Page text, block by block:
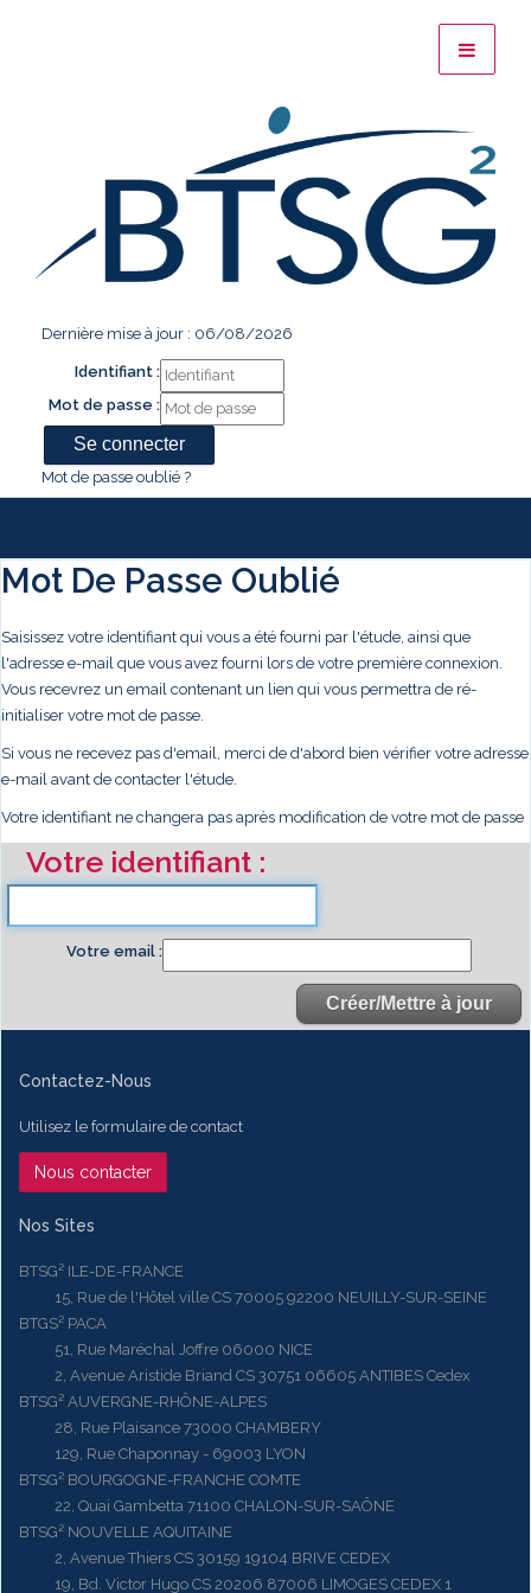
Dernière mise à jour : 06/08/2026
Identifiant :
Mot de passe :
Mot de passe oublié ?
Mot De Passe Oublié
Saisissez votre identifiant qui vous a été fourni par l'étude, ainsi que
l'adresse e-mail que vous avez fourni lors de votre première connexion.
Vous recevrez un email contenant un lien qui vous permettra de ré-
initialiser votre mot de passe.
Si vous ne recevez pas d'email, merci de d'abord bien vérifier votre adresse
e-mail avant de contacter l'étude.
Votre identifiant ne changera pas après modification de votre mot de passe
Votre identifiant
Votre email
Contactez-Nous
Utilisez le formulaire de contact
Nous contacter
Nos Sites
BTSG² ILE-DE-FRANCE
15, Rue de l'Hôtel ville CS 70005 92200 NEUILLY-SUR-SEINE
BTGS² PACA
51, Rue Maréchal Joffre 06000 NICE
2, Avenue Aristide Briand CS 30751 06605 ANTIBES Cedex
BTSG² AUVERGNE-RHÔNE-ALPES
28, Rue Plaisance 73000 CHAMBERY
129, Rue Chaponnay - 69003 LYON
BTSG² BOURGOGNE-FRANCHE COMTE
22, Quai Gambetta 71100 CHALON-SUR-SAÔNE
BTSG² NOUVELLE AQUITAINE
2, Avenue Thiers CS 30159 19104 BRIVE CEDEX
19, Bd. Victor Hugo CS 20206 87006 LIMOGES CEDEX 1